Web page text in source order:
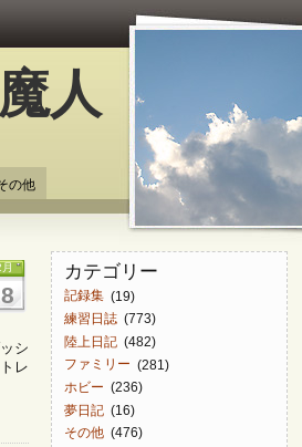
人
の他
シ
レ
カテゴリー
記録集 (19)
練習日誌 (773)
陸上日記 (482)
ファミリー (281)
ホビー (236)
夢日記 (16)
その他 (476)